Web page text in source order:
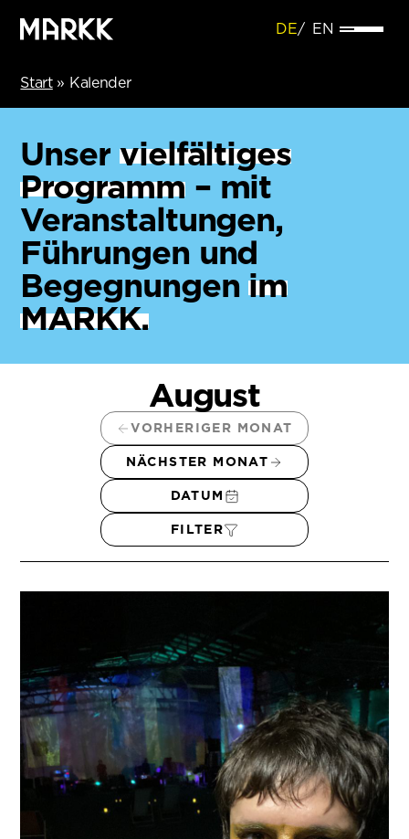
DE EN
Start» Kalender
Unser vielfältiges
Programm– mit
Veranstaltungen,
Führungen und
Begegnungenim
MARKK.
August
VORHERIGER MONAT
NÄCHSTER MONAT
DATUM
FILTER